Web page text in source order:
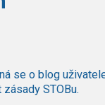
se o blog
STOBu.